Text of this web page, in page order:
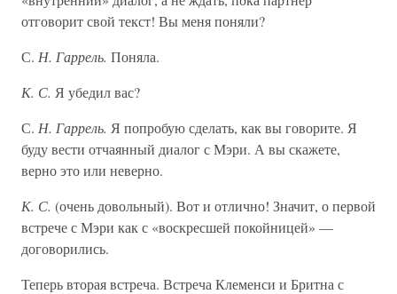
отговорит свой текст! Вы меня поняли?
С. Н. Гаррель. Поняла.
К. С. Я убедил вас?
С. Н. Гаррель. Я попробую сделать, как вы говорите. Я
буду вести отчаянный диалог с Мэри. А вы скажете,
верно это или неверно.
К. С. (очень довольный). Вот и отлично! Значит, о первой
встрече с Мэри как с «воскресшей покойницей» —
договорились.
Теперь вторая встреча. Встреча Клеменси и Бритна с